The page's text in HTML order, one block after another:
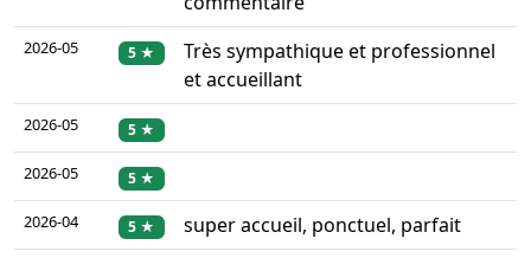
2026-05 5 ★
Très sympathique et professionnel
et accueillant
2026-05 5 ★
2026-05 5 ★
2026-04 5 ★ super accueil, ponctuel, parfait